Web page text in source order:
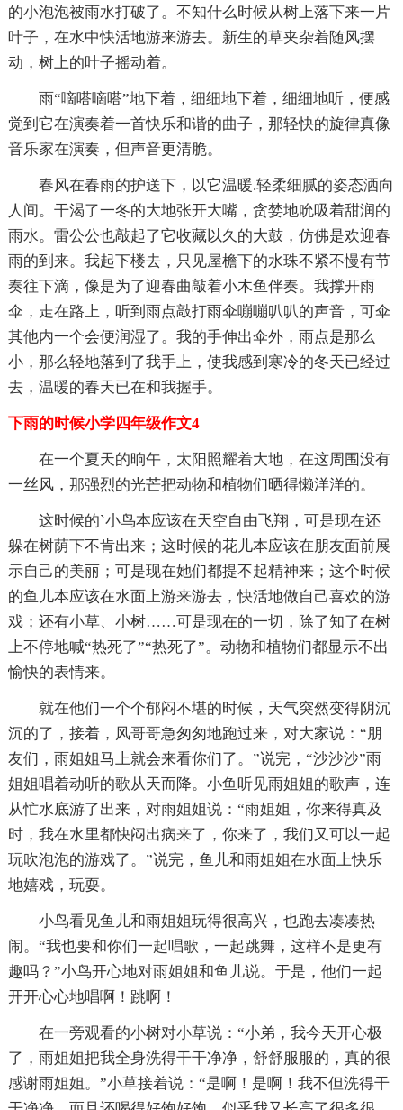
的小泡泡被雨水打破了。不知什么时候从树上落下来一片
叶子，在水中快活地游来游去。新生的草夹杂着随风摆
动，树上的叶子摇动着。
雨“嘀嗒嘀嗒”地下着，细细地下着，细细地听，便感
觉到它在演奏着一首快乐和谐的曲子，那轻快的旋律真像
音乐家在演奏，但声音更清脆。
春风在春雨的护送下，以它温暖.轻柔细腻的姿态洒向
人间。干渴了一冬的大地张开大嘴，贪婪地吮吸着甜润的
雨水。雷公公也敲起了它收藏以久的大鼓，仿佛是欢迎春
雨的到来。我起下楼去，只见屋檐下的水珠不紧不慢有节
奏往下滴，像是为了迎春曲敲着小木鱼伴奏。我撑开雨
伞，走在路上，听到雨点敲打雨伞嘣嘣叭叭的声音，可伞
其他内一个会便润湿了。我的手伸出伞外，雨点是那么
小，那么轻地落到了我手上，使我感到寒冷的冬天已经过
去，温暖的春天已在和我握手。
下雨的时候小学四年级作文4
在一个夏天的晌午，太阳照耀着大地，在这周围没有
一丝风，那强烈的光芒把动物和植物们晒得懒洋洋的。
这时候的`小鸟本应该在天空自由飞翔，可是现在还
躲在树荫下不肯出来；这时候的花儿本应该在朋友面前展
示自己的美丽；可是现在她们都提不起精神来；这个时候
的鱼儿本应该在水面上游来游去，快活地做自己喜欢的游
戏；还有小草、小树……可是现在的一切，除了知了在树
上不停地喊“热死了”“热死了”。动物和植物们都显示不出
愉快的表情来。
就在他们一个个郁闷不堪的时候，天气突然变得阴沉
沉的了，接着，风哥哥急匆匆地跑过来，对大家说：“朋
友们，雨姐姐马上就会来看你们了。”说完，“沙沙沙”雨
姐姐唱着动听的歌从天而降。小鱼听见雨姐姐的歌声，连
从忙水底游了出来，对雨姐姐说：“雨姐姐，你来得真及
时，我在水里都快闷出病来了，你来了，我们又可以一起
玩吹泡泡的游戏了。”说完，鱼儿和雨姐姐在水面上快乐
地嬉戏，玩耍。
小鸟看见鱼儿和雨姐姐玩得很高兴，也跑去凑凑热
闹。“我也要和你们一起唱歌，一起跳舞，这样不是更有
趣吗？”小鸟开心地对雨姐姐和鱼儿说。于是，他们一起
开开心心地唱啊！跳啊！
在一旁观看的小树对小草说：“小弟，我今天开心极
了，雨姐姐把我全身洗得干干净净，舒舒服服的，真的很
感谢雨姐姐。”小草接着说：“是啊！是啊！我不但洗得干